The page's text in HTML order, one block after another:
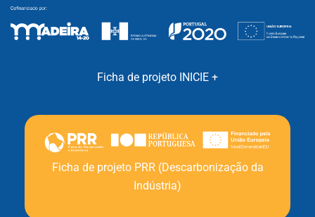
Ficha de projeto INICIE +
Ficha de projeto PRR (Descarbonização da
Indústria)